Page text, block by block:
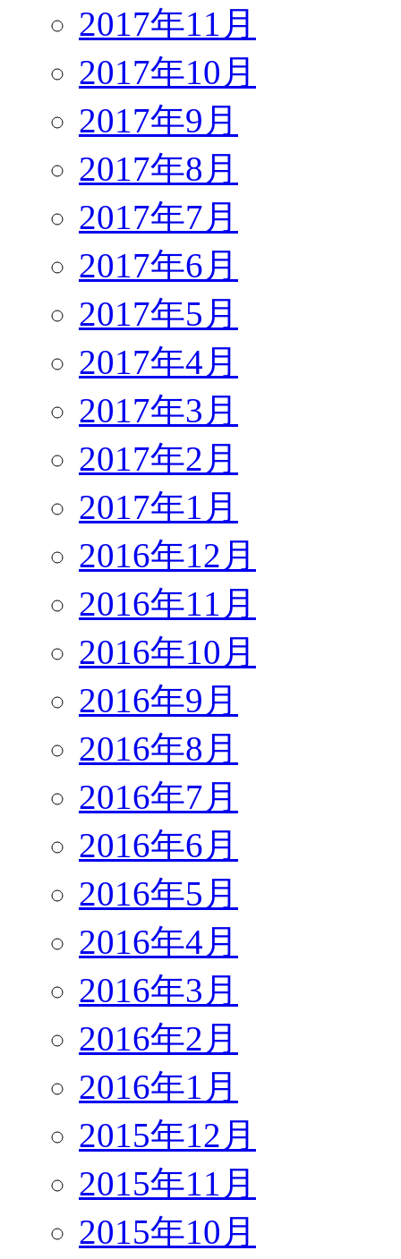
2017年11月
2017年10月
2017年9月
2017年8月
2017年7月
2017年6月
2017年5月
2017年4月
2017年3月
2017年2月
2017年1月
2016年12月
2016年11月
2016年10月
2016年9月
2016年8月
2016年7月
2016年6月
2016年5月
2016年4月
2016年3月
2016年2月
2016年1月
2015年12月
2015年11月
2015年10月